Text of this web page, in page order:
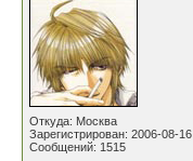
Откуда: Москва
Зарегистрирован: 2006-08-16
Сообщений: 1515